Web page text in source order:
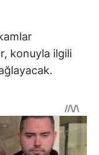
konuyla ilgili